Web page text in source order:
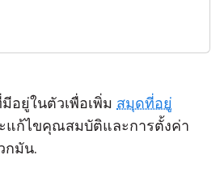
อยู่ในตัวเพื่อเพิ่ม สมุดที่อยู่
แก้ไขคุณสมบัติและการตั้งค่า
กมัน.